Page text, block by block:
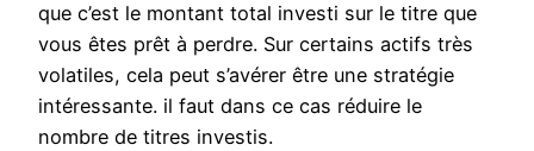
que c’est le montant total investi sur le titre que
vous êtes prêt à perdre. Sur certains actifs très
volatiles, cela peut s’avérer être une stratégie
intéressante. il faut dans ce cas réduire le
nombre de titres investis.